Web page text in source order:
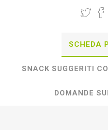
SCHEDA
SNACK SUGGERITI
DOMANDE